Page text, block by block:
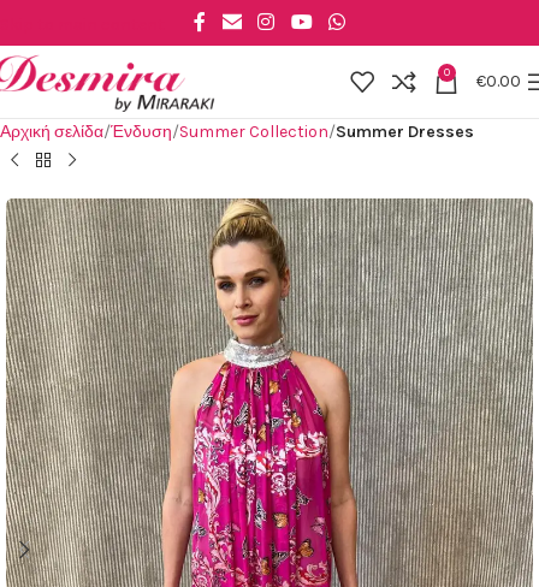
0 €0.00
Αρχική σελίδα Ένδυση Summer Collection Summer Dresses